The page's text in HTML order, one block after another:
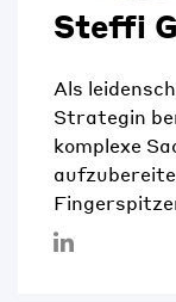
Steffi
Als
Strategin
komplexe